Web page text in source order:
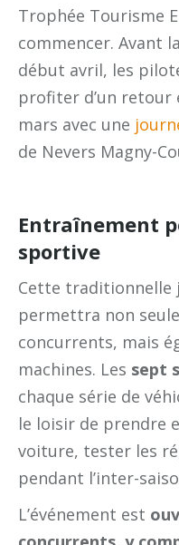
Trophée Tourisme
commencer. Avant
début avril, les
profiter d’un retour
mars avec une
de Nevers Magny-
Entraînement
sportive
Cette traditionnelle
permettra non
concurrents, mais
machines. Les sept
chaque série de
le loisir de prendre
voiture, tester les
pendant l’inter-
L’événement est